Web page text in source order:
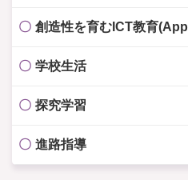
創造性を育むICT教育
学校生活
探究学習
進路指導